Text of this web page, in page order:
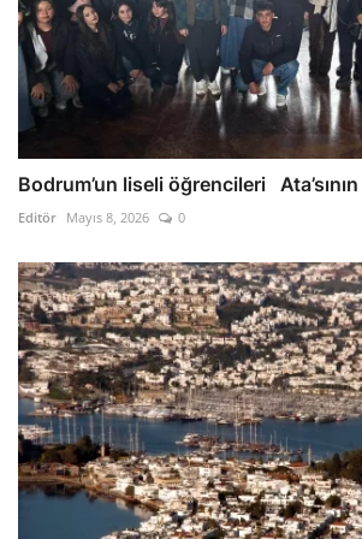
Bodrum’un liseli öğrencileri
Editör Mayıs 8, 2026 0